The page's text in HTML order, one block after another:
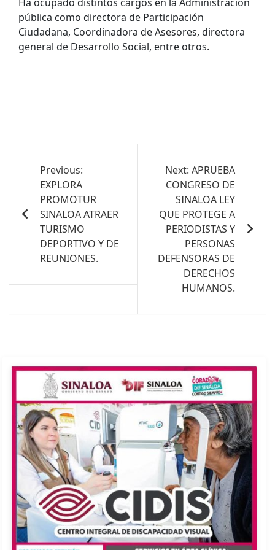
pública como directora de Participación
Ciudadana, Coordinadora de Asesores, directora
general de Desarrollo Social, entre otros.
entradas
Previous:
EXPLORA
PROMOTUR
SINALOA ATRAER
TURISMO
DEPORTIVO Y DE
REUNIONES.
Next: APRUEBA
CONGRESO DE
SINALOA LEY
QUE PROTEGE A
PERIODISTAS Y
PERSONAS
DEFENSORAS DE
DERECHOS
HUMANOS.